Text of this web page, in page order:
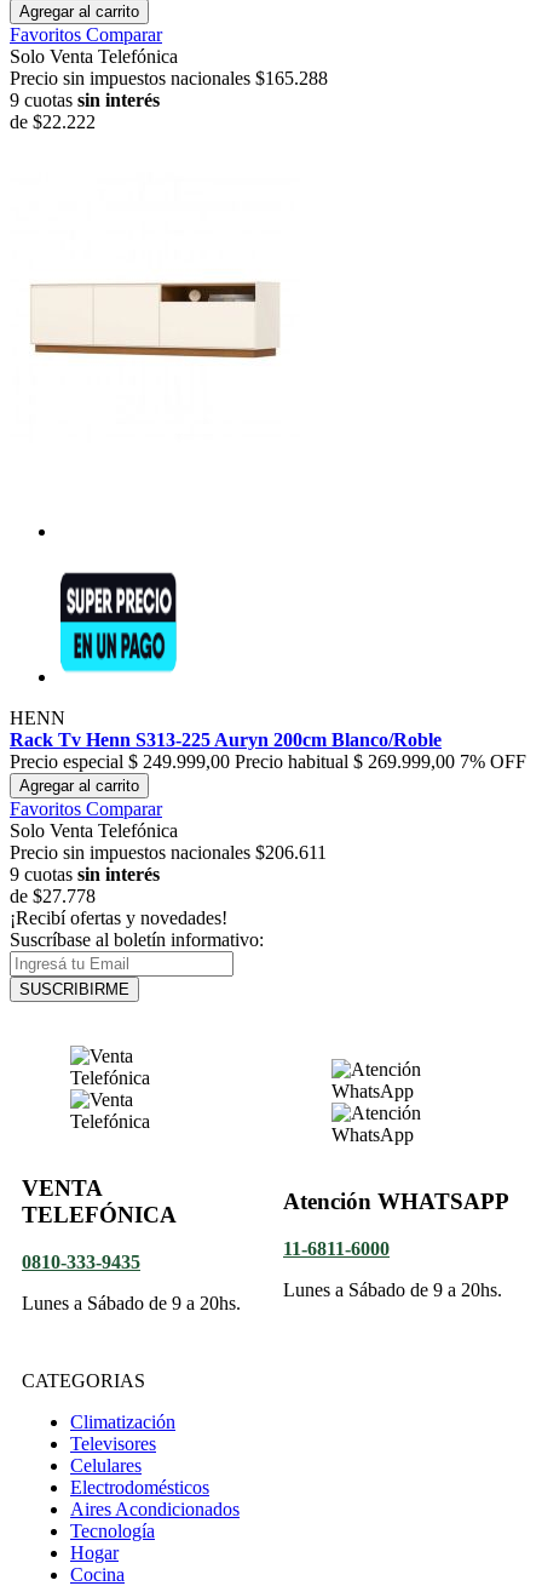
Agregar al carrito
Favoritos Comparar
Solo Venta Telefónica
Precio sin impuestos nacionales $165.288
9 cuotas sin interés
de $22.222
HENN
Rack Tv Henn S313-225 Auryn 200cm Blanco/Roble
Precio especial $ 249.999,00 Precio habitual $ 269.999,00 7% OFF
Agregar al carrito
Favoritos Comparar
Solo Venta Telefónica
Precio sin impuestos nacionales $206.611
9 cuotas sin interés
de $27.778
¡Recibí ofertas y novedades!
Suscríbase al boletín informativo:
SUSCRIBIRME
VENTA
TELEFÓNICA
0810-333-9435
Lunes a Sábado de 9 a 20hs.
Atención WHATSAPP
11-6811-6000
Lunes a Sábado de 9 a 20hs.
CATEGORIAS
Climatización
Televisores
Celulares
Electrodomésticos
Aires Acondicionados
Tecnología
Hogar
Cocina